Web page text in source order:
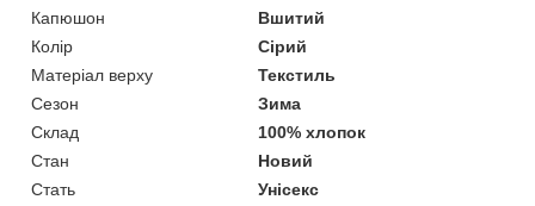
Капюшон
Вшитий
Колір
Сірий
Матеріал верху
Текстиль
Сезон
Зима
Склад
100% хлопок
Стан
Новий
Стать
Унісекс